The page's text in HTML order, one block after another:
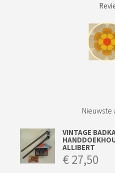
Nieuwste
VINTAGE
ALLIBERT
€27,50